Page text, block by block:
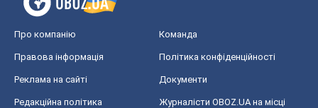
Про компанію Команда
Правова інформація Політика конфіденційності
Реклама на сайті Документи
Редакційна політика
Журналісти OBOZ.UA на місці